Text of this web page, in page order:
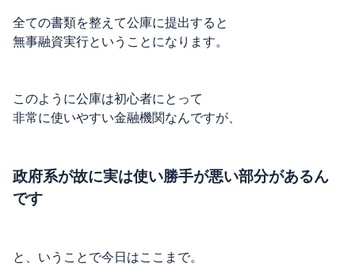
全ての書類を整えて公庫に提出すると
無事融資実行ということになります。
このように公庫は初心者にとって
非常に使いやすい金融機関なんですが、
政府系が故に実は使い勝手が悪い部分があるん
です
と、いうことで今日はここまで。